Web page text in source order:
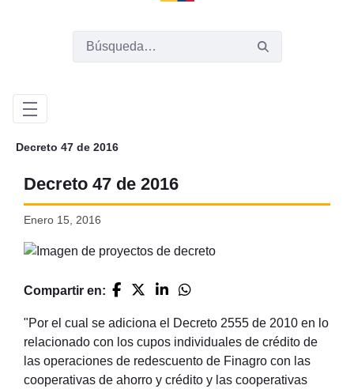
Decreto 47 de 2016
Decreto 47 de 2016
Enero 15, 2016
Compartir en:
"Por el cual se adiciona el Decreto 2555 de 2010 en lo
relacionado con los cupos individuales de crédito de
las operaciones de redescuento de Finagro con las
cooperativas de ahorro y crédito y las cooperativas